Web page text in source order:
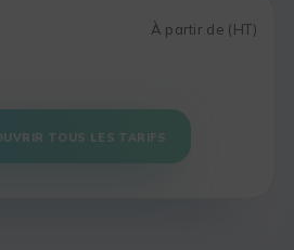
À partir de (HT)
TOUS LES TARIFS